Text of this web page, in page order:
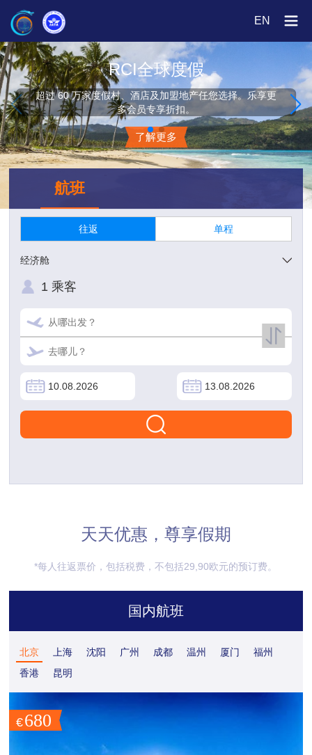
EN
RCI全球度假
超过 60 万家度假村、酒店及加盟地产任您选择。乐享更
多会员专享折扣。
了解更多
航班
往返 单程
经济舱
1 乘客
天天优惠，尊享假期
*每人往返票价，包括税费，不包括29,90欧元的预订费。
国内航班
北京 上海 沈阳 广州 成都 温州 厦门
福州
香港
昆明
€680